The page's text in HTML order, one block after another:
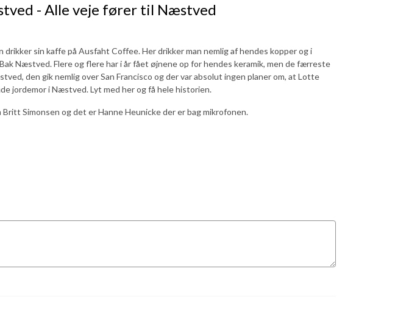
- Alle veje fører til Næstved
drikker sin kaffe på Ausfaht Coffee. Her drikker man nemlig af hendes kopper og i
Næstved. Flere og flere har i år fået øjnene op for hendes keramik, men de færreste
den gik nemlig over San Francisco og der var absolut ingen planer om, at Lotte
jordemor i Næstved. Lyt med her og få hele historien.
Simonsen og det er Hanne Heunicke der er bag mikrofonen.